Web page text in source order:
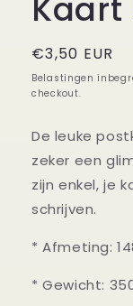
Normale
prijs
€3,50 EUR
Belastingen
checkout.
De leuke
zeker een
zijn enkel, je
schrijven.
* Afmeting:
* Gewicht: